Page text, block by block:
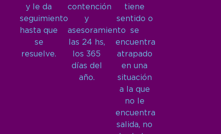
y le da
seguimiento
hasta que
se
resuelve.
contención
y
asesoramiento
las 24 hs,
los 365
días del
año.
tiene
sentido o
se
encuentra
atrapado
en una
situación
a la que
no le
encuentra
salida, no